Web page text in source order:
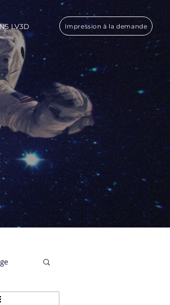
LV3D Impression à la demande